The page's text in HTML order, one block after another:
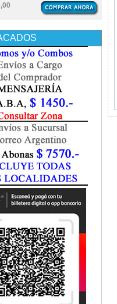
Obstetricia
Quirurgica
/ Rehabilitación
/ Urgencias
/ Legal